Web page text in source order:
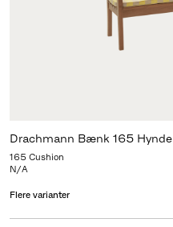
Drachmann Bænk 165 Hynde
165 Cushion
N/A
Flere varianter